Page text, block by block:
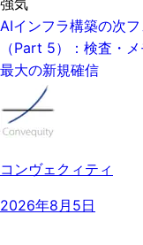
AIインフラ構築の次
（Part 5）：検査・
最大の新規確信
コンヴェクィティ
2026年8月5日